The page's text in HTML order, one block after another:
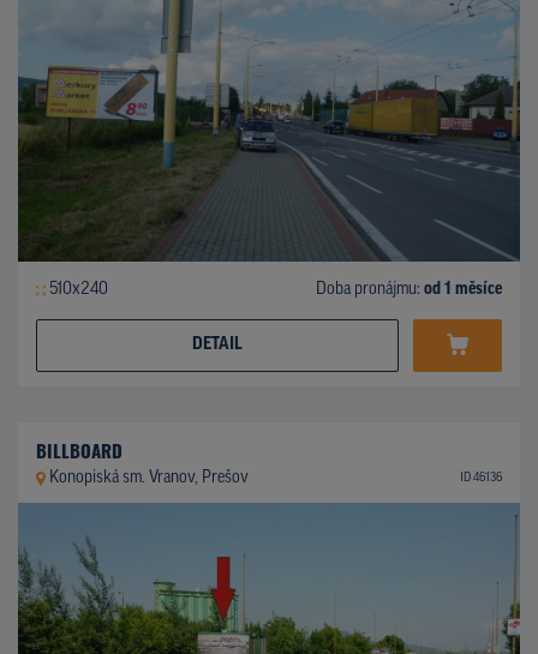
510x240 Doba pronájmu: od 1 měsíce
DETAIL
BILLBOARD
Konopiská sm. Vranov, Prešov ID 46136